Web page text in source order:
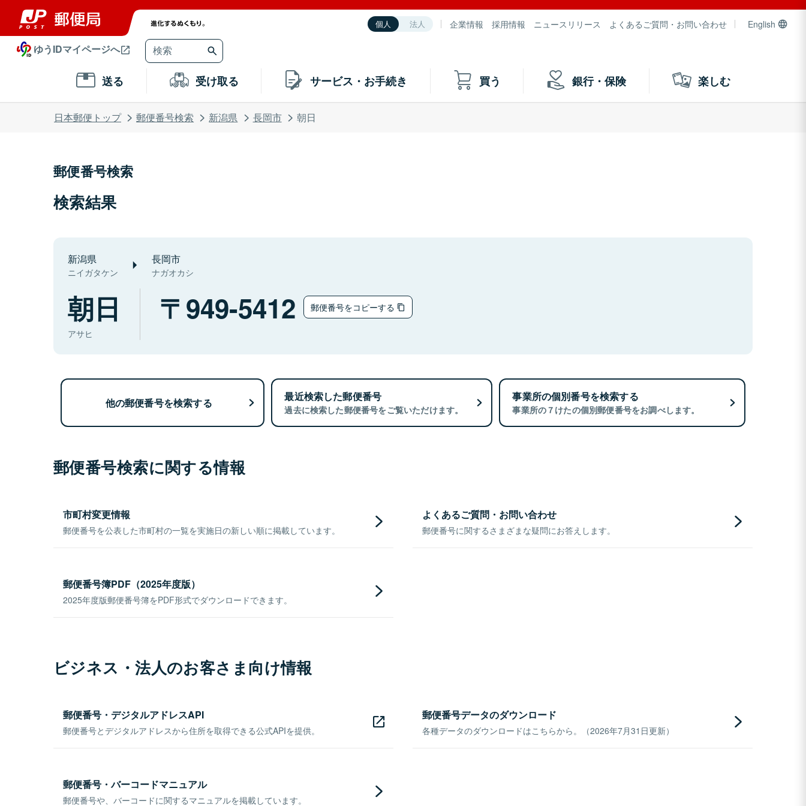
個人 法人 企業情報 採用情報 ニュースリリース よくあるご質問・お問い合わせ English
ゆうIDマイページへ
送る 受け取る サービス・お手続き 買う 銀行・保険 楽しむ
日本郵便トップ 郵便番号検索 新潟県 長岡市 朝日
郵便番号検索
検索結果
新潟県
ニイガタケン
長岡市
ナガオカシ
朝日
アサヒ
949-5412 郵便番号をコピーする
他の郵便番号を検索する 最近検索した郵便番号
過去に検索した郵便番号をご覧いただけます。
事業所の個別番号を検索する
事業所の７けたの個別郵便番号をお調べします。
郵便番号検索に関する情報
市町村変更情報
郵便番号を公表した市町村の一覧を実施日の新しい順に掲載しています。
よくあるご質問・お問い合わせ
郵便番号に関するさまざまな疑問にお答えします。
郵便番号簿PDF（2025年度版）
2025年度版郵便番号簿をPDF形式でダウンロードできます。
ビジネス・法人のお客さま向け情報
郵便番号・デジタルアドレスAPI
郵便番号とデジタルアドレスから住所を取得できる公式APIを提供。
郵便番号データのダウンロード
各種データのダウンロードはこちらから。（2026年7月31日更新）
郵便番号・バーコードマニュアル
郵便番号や、バーコードに関するマニュアルを掲載しています。